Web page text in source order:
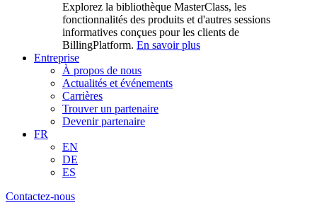
Explorez la bibliothèque MasterClass, les
fonctionnalités des produits et d'autres sessions
informatives conçues pour les clients de
BillingPlatform. En savoir plus
Entreprise
À propos de nous
Actualités et événements
Carrières
Trouver un partenaire
Devenir partenaire
FR
EN
DE
ES
Contactez-nous